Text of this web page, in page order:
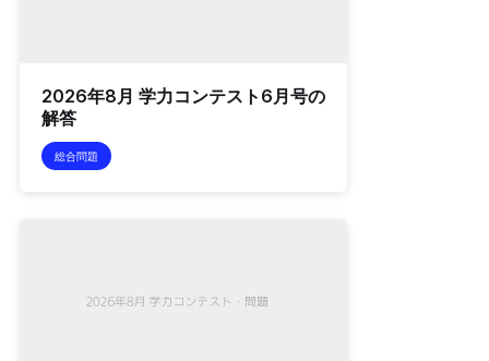
2026年8月 学力コンテスト6月号の
解答
総合問題